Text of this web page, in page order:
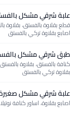
علبة شرقي مشكل
قطع بقلاوة بالفستق، بقلاوة
اصابع بقلاوة تركي بالفستق
طبق شرقي مشكل
كنافة بالفستق، بقلاوة
بقلاوة تركي بالفستق
علبة شرقي مشكل
اصابع بقلاوة، اساور كنافة